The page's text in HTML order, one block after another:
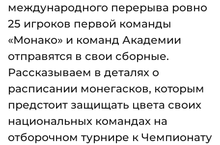
международного перерыва ровно
25 игроков первой команды
«Монако» и команд Академии
отправятся в свои сборные.
Рассказываем в деталях о
расписании монегасков, которым
предстоит защищать цвета своих
национальных командах на
отборочном турнире к Чемпионату